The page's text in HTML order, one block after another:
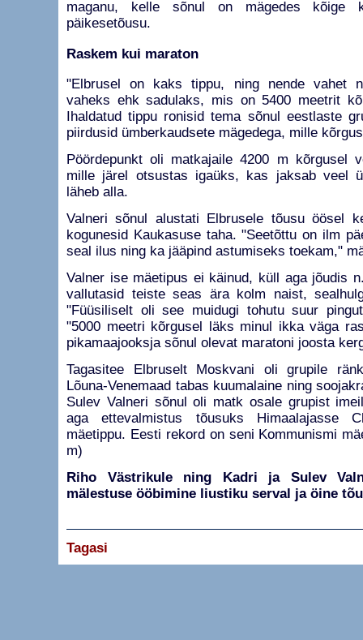
maganu, kelle sõnul on mägedes kõige
päikesetõusu.
Raskem kui maraton
"Elbrusel on kaks tippu, ning nende vahet
vaheks ehk sadulaks, mis on 5400 meetrit
Ihaldatud tippu ronisid tema sõnul eestlaste
piirdusid ümberkaudsete mägedega, mille
Pöördepunkt oli matkajaile 4200 m kõrgusel
mille järel otsustas igaüks, kas jaksab veel
läheb alla.
Valneri sõnul alustati Elbrusele tõusu öösel
kogunesid Kaukasuse taha. "Seetõttu on ilm
seal ilus ning ka jääpind astumiseks toekam,"
Valner ise mäetipus ei käinud, küll aga jõudis
vallutasid teiste seas ära kolm naist,
"Füüsiliselt oli see muidugi tohutu suur
"5000 meetri kõrgusel läks minul ikka väga
pikamaajooksja sõnul olevat maratoni joosta
Tagasitee Elbruselt Moskvani oli grupile
Lõuna-Venemaad tabas kuumalaine ning
Sulev Valneri sõnul oli matk osale grupist
aga ettevalmistus tõusuks Himaalajasse
mäetippu. Eesti rekord on seni Kommunismi
m)
Riho Västrikule ning Kadri ja Sulev
mälestuse ööbimine liustiku serval ja öine
Tagasi